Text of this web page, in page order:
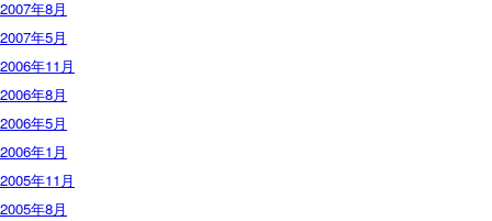
2007年8月
2007年5月
2006年11月
2006年8月
2006年5月
2006年1月
2005年11月
2005年8月